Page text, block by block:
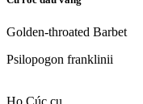
Golden-throated Barbet
Psilopogon franklinii
Họ Cúc cu